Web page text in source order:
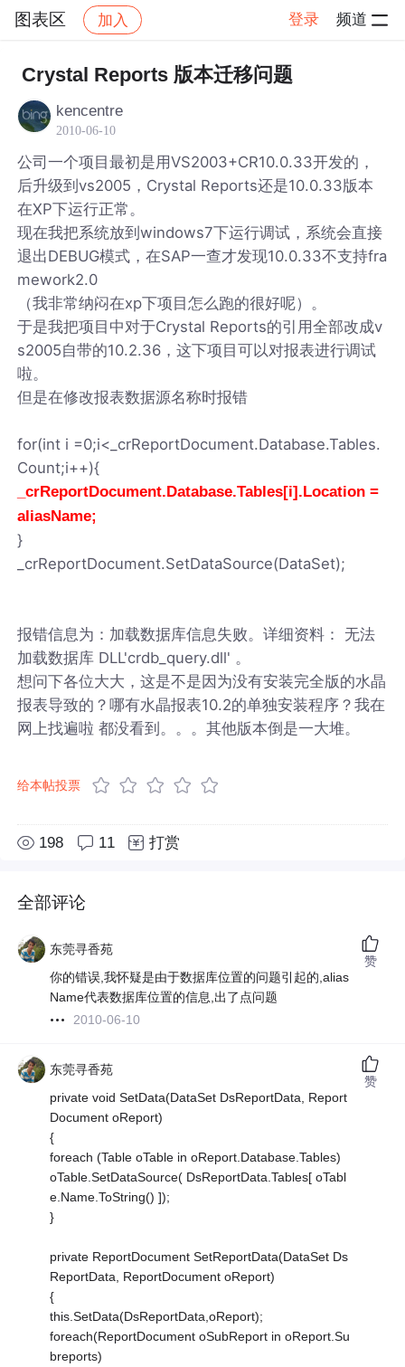
图表区 加入 登录 频道
社区 图表区 帖子详情
Crystal Reports 版本迁移问题
kencentre
2010-06-10
公司一个项目最初是用VS2003+CR10.0.33开发的，
后升级到vs2005，Crystal Reports还是10.0.33版本
在XP下运行正常。
现在我把系统放到windows7下运行调试，系统会直接
退出DEBUG模式，在SAP一查才发现10.0.33不支持fra
mework2.0
（我非常纳闷在xp下项目怎么跑的很好呢）。
于是我把项目中对于Crystal Reports的引用全部改成v
s2005自带的10.2.36，这下项目可以对报表进行调试
啦。
但是在修改报表数据源名称时报错
for(int i =0;i<_crReportDocument.Database.Tables.
Count;i++){
_crReportDocument.Database.Tables[i].Location =
aliasName;
}
_crReportDocument.SetDataSource(DataSet);
报错信息为：加载数据库信息失败。详细资料： 无法
加载数据库 DLL'crdb_query.dll' 。
想问下各位大大，这是不是因为没有安装完全版的水晶
报表导致的？哪有水晶报表10.2的单独安装程序？我在
网上找遍啦 都没看到。。。其他版本倒是一大堆。
给本帖投票
198 11 打赏
全部评论
东莞寻香苑
你的错误,我怀疑是由于数据库位置的问题引起的,alias
Name代表数据库位置的信息,出了点问题
2010-06-10
赞
东莞寻香苑
private void SetData(DataSet DsReportData, Report
Document oReport)
{
foreach (Table oTable in oReport.Database.Tables)
oTable.SetDataSource( DsReportData.Tables[ oTabl
e.Name.ToString() ]);
}
private ReportDocument SetReportData(DataSet Ds
ReportData, ReportDocument oReport)
{
this.SetData(DsReportData,oReport);
foreach(ReportDocument oSubReport in oReport.Su
breports)
赞